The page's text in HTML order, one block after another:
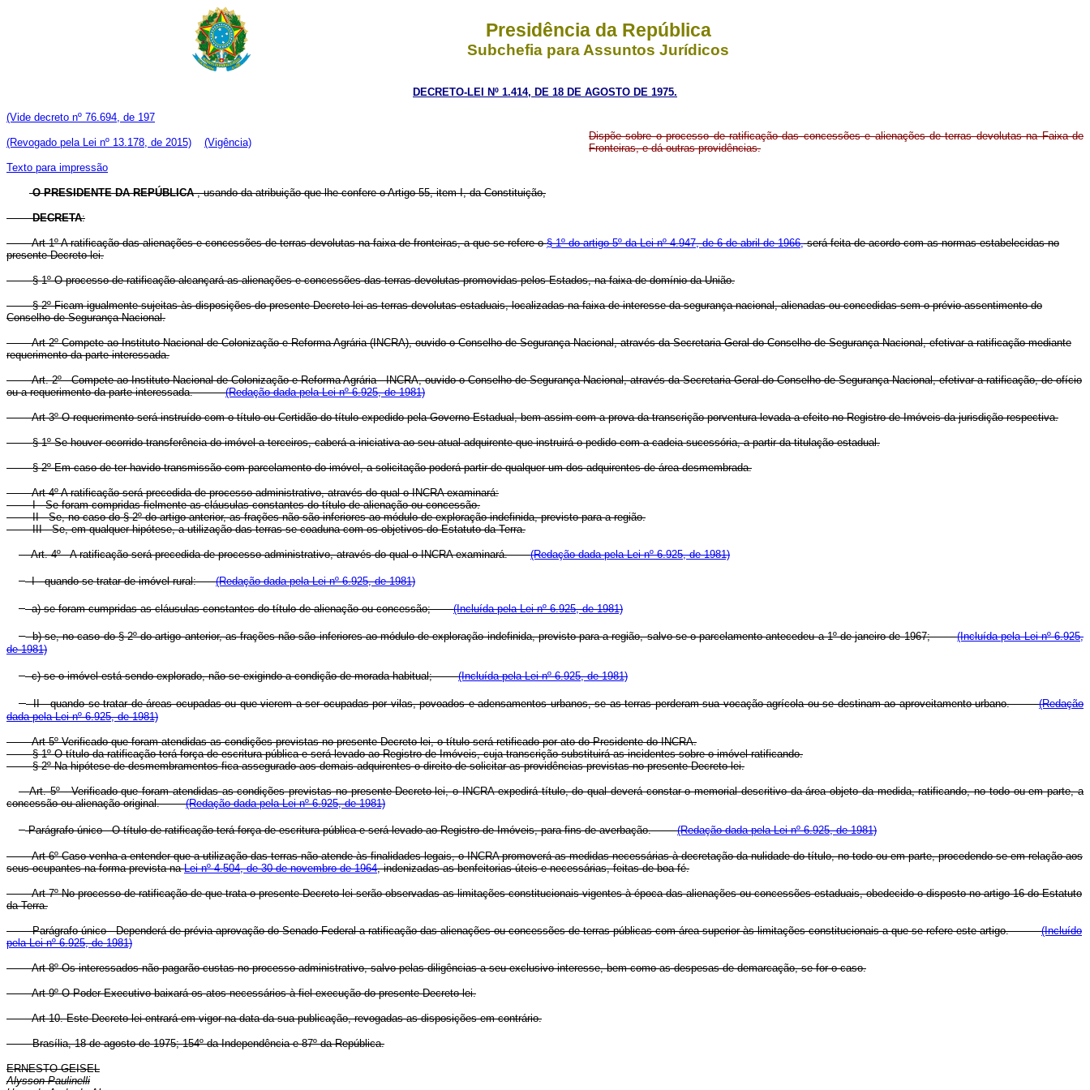
Presidência da República
Subchefia para Assuntos Jurídicos
DECRETO-LEI Nº 1.414, DE 18 DE AGOSTO DE 1975.
(Vide decreto nº 76.694, de 197
(Revogado pela Lei nº 13.178, de 2015) (Vigência)
Texto para impressão
Dispõe sobre o processo de ratificação das concessões e alienações de terras devolutas na Faixa de
Fronteiras, e dá outras providências.
O PRESIDENTE DA REPÚBLICA, usando da atribuição que lhe confere o Artigo 55, item I, da Constituição,
DECRETA:
Art 1º A ratificação das alienações e concessões de terras devolutas na faixa de fronteiras, a que se refere o§ 1º do artigo 5º da Lei nº 4.947, de 6 de abril de 1966,será feita de acordo com as normas estabelecidas no
presente Decreto-lei.
§ 1º O processo de ratificação alcançará as alienações e concessões das terras devolutas promovidas pelos Estados, na faixa de domínio da União.
§ 2º Ficam igualmente sujeitas às disposições do presente Decreto-lei as terras devolutas estaduais, localizadas na faixa de interesse da segurança nacional, alienadas ou concedidas sem o prévio assentimento do
Conselho de Segurança Nacional.
Art 2º Compete ao Instituto Nacional de Colonização e Reforma Agrária (INCRA), ouvido o Conselho de Segurança Nacional, através da Secretaria-Geral do Conselho de Segurança Nacional, efetivar a ratificação mediante
requerimento da parte interessada.
Art. 2º - Compete ao Instituto Nacional de Colonização e Reforma Agrária - INCRA, ouvido o Conselho de Segurança Nacional, através da Secretaria-Geral do Conselho de Segurança Nacional, efetivar a ratificação, de ofício
ou a requerimento da parte interessada.(Redação dada pela Lei nº 6.925, de 1981)
Art 3º O requerimento será instruído com o título ou Certidão do título expedido pela Governo Estadual, bem assim com a prova da transcrição porventura levada a efeito no Registro de Imóveis da jurisdição respectiva.
§ 1º Se houver ocorrido transferência do imóvel a terceiros, caberá a iniciativa ao seu atual adquirente que instruirá o pedido com a cadeia sucessória, a partir da titulação estadual.
§ 2º Em caso de ter havido transmissão com parcelamento do imóvel, a solicitação poderá partir de qualquer um dos adquirentes de área desmembrada.
Art 4º A ratificação será precedida de processo administrativo, através do qual o INCRA examinará:
I - Se foram compridas fielmente as cláusulas constantes do título de alienação ou concessão.
II - Se, no caso do § 2º do artigo anterior, as frações não são inferiores ao módulo de exploração indefinida, previsto para a região.
III - Se, em qualquer hipótese, a utilização das terras se coaduna com os objetivos do Estatuto da Terra.
Art. 4º - A ratificação será precedida de processo administrativo, através do qual o INCRA examinará.(Redação dada pela Lei nº 6.925, de 1981)
I - quando se tratar de imóvel rural:(Redação dada pela Lei nº 6.925, de 1981)
a) se foram cumpridas as cláusulas constantes do título de alienação ou concessão;(Incluída pela Lei nº 6.925, de 1981)
b) se, no caso do § 2º do artigo anterior, as frações não são inferiores ao módulo de exploração indefinida, previsto para a região, salvo se o parcelamento antecedeu a 1º de janeiro de 1967;(Incluída pela Lei nº 6.925,
de 1981)
c) se o imóvel está sendo explorado, não se exigindo a condição de morada habitual;(Incluída pela Lei nº 6.925, de 1981)
II - quando se tratar de áreas ocupadas ou que vierem a ser ocupadas por vilas, povoados e adensamentos urbanos, se as terras perderam sua vocação agrícola ou se destinam ao aproveitamento urbano.(Redação
dada pela Lei nº 6.925, de 1981)
Art 5º Verificado que foram atendidas as condições previstas no presente Decreto-lei, o título será retificado por ato do Presidente do INCRA.
§ 1º O título da ratificação terá força de escritura pública e será levado ao Registro de Imóveis, cuja transcrição substituirá as incidentes sobre o imóvel ratificando.
§ 2º Na hipótese de desmembramentos fica assegurado aos demais adquirentes o direito de solicitar as providências previstas no presente Decreto-lei.
Art. 5º - Verificado que foram atendidas as condições previstas no presente Decreto-lei, o INCRA expedirá título, do qual deverá constar o memorial descritivo da área objeto da medida, ratificando, no todo ou em parte, a
concessão ou alienação original.(Redação dada pela Lei nº 6.925, de 1981)
Parágrafo único - O título de ratificação terá força de escritura pública e será levado ao Registro de Imóveis, para fins de averbação.(Redação dada pela Lei nº 6.925, de 1981)
Art 6º Caso venha a entender que a utilização das terras não atende às finalidades legais, o INCRA promoverá as medidas necessárias à decretação da nulidade do título, no todo ou em parte, procedendo-se em relação aos
seus ocupantes na forma prevista naLei nº 4.504, de 30 de novembro de 1964, indenizadas as benfeitorias úteis e necessárias, feitas de boa fé.
Art 7º No processo de ratificação de que trata o presente Decreto-lei serão observadas as limitações constitucionais vigentes à época das alienações ou concessões estaduais, obedecido o disposto no artigo 16 do Estatuto
da Terra.
Parágrafo único - Dependerá de prévia aprovação do Senado Federal a ratificação das alienações ou concessões de terras públicas com área superior às limitações constitucionais a que se refere este artigo.(Incluído
pela Lei nº 6.925, de 1981)
Art 8º Os interessados não pagarão custas no processo administrativo, salvo pelas diligências a seu exclusivo interesse, bem como as despesas de demarcação, se for o caso.
Art 9º O Poder Executivo baixará os atos necessários à fiel execução do presente Decreto-lei.
Art 10. Este Decreto-lei entrará em vigor na data da sua publicação, revogadas as disposições em contrário.
Brasília, 18 de agosto de 1975; 154º da Independência e 87º da República.
ERNESTO GEISEL
Alysson Paulinelli